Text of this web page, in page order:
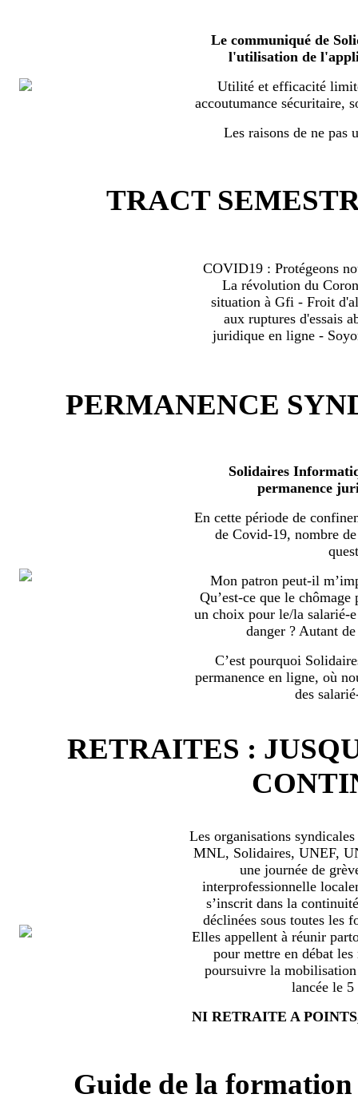
Le communiqué de
l'utilisation de
Utilité et efficacité
accoutumance sécuritaire,
Les raisons de ne pas
TRACT
COVID19 : Protégeons
La révolution du
situation à Gfi - Froit
aux ruptures d'essais
juridique en ligne -
PERMANENCE
Solidaires
permanence
En cette période de
de Covid-19, nombre
Mon patron peut-il
Qu’est-ce que le
un choix pour le/la salarié-
danger ? Autant
C’est pourquoi
permanence en ligne, où
des
RETRAITES :
Les organisations
MNL, Solidaires, UNEF,
une journée de
interprofessionnelle
s’inscrit dans la
déclinées sous toutes les
Elles appellent à réunir
pour mettre en débat
poursuivre la
lancée le 5
NI RETRAITE A
Guide de la